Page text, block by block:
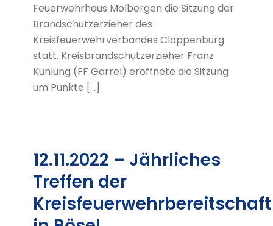
Feuerwehrhaus Molbergen die Sitzung der
Brandschutzerzieher des
Kreisfeuerwehrverbandes Cloppenburg
statt. Kreisbrandschutzerzieher Franz
Kühlung (FF Garrel) eröffnete die Sitzung
um Punkte […]
12.11.2022 – Jährliches
Treffen der
Kreisfeuerwehrbereitschaft